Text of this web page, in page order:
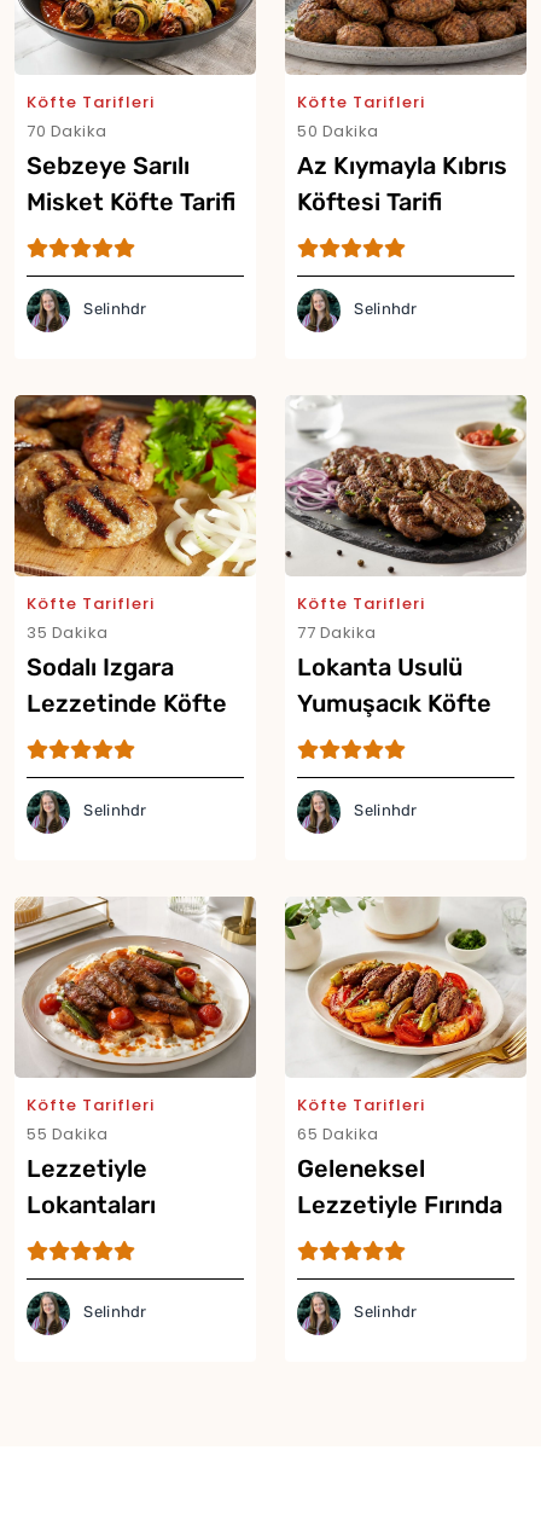
Köfte Tarifleri
70 Dakika
Sebzeye Sarılı
Misket Köfte Tarifi
Selinhdr
Köfte Tarifleri
50 Dakika
Az Kıymayla Kıbrıs
Köftesi Tarifi
Selinhdr
Köfte Tarifleri
35 Dakika
Sodalı Izgara
Lezzetinde Köfte
Tarifi
Selinhdr
Köfte Tarifleri
77 Dakika
Lokanta Usulü
Yumuşacık Köfte
Tarifi
Selinhdr
Köfte Tarifleri
55 Dakika
Lezzetiyle
Lokantaları
Aratmayan Pideli
Köfte Tarifi
Selinhdr
Köfte Tarifleri
65 Dakika
Geleneksel
Lezzetiyle Fırında
İzmir Köfte Tarifi
Selinhdr